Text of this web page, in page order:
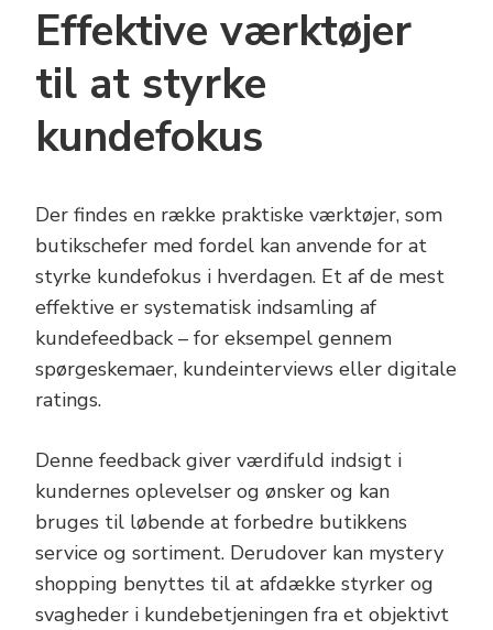
Effektive værktøjer
til at styrke
kundefokus
Der findes en række praktiske værktøjer, som
butikschefer med fordel kan anvende for at
styrke kundefokus i hverdagen. Et af de mest
effektive er systematisk indsamling af
kundefeedback – for eksempel gennem
spørgeskemaer, kundeinterviews eller digitale
ratings.
Denne feedback giver værdifuld indsigt i
kundernes oplevelser og ønsker og kan
bruges til løbende at forbedre butikkens
service og sortiment. Derudover kan mystery
shopping benyttes til at afdække styrker og
svagheder i kundebetjeningen fra et objektivt